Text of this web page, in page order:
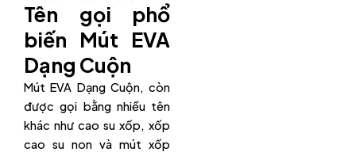
Tên gọi phổ
biến Mút EVA
Dạng Cuộn
Mút EVA Dạng Cuộn, còn
được gọi bằng nhiều tên
khác như cao su xốp, xốp
cao su non và mút xốp